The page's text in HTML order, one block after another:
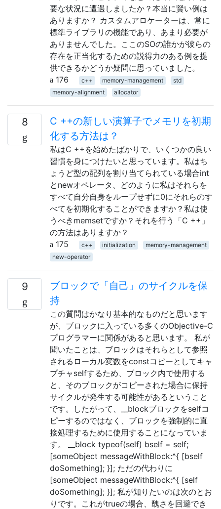
要な状況に遭遇しましたか？本当に賢い例は
ありますか？ カスタムアロケーターは、常に
標準ライブラリの機能であり、あまり必要が
ありませんでした。ここのSOの誰かが彼らの
存在を正当化するための説得力のある例を提
供できるかどうか疑問に思っていました。
176
c++ memory-management
std
memory-alignment
allocator
8
C ++の新しい演算子でメモリを初期
化する方法は？
私はC ++を始めたばかりで、いくつかの良い
習慣を身につけたいと思っています。私はち
ょうど型の配列を割り当てられている場合int
とnewオペレータ、どのように私はそれらを
すべて自分自身をループせずに0にそれらのす
べてを初期化することができますか？私は使
うべきmemsetですか？それを行う「C ++」
の方法はありますか？
175
c++ initialization
memory-management
new-operator
9
ブロックで「自己」のサイクルを保
持
この質問はかなり基本的なものだと思います
が、ブロックに入っている多くのObjective-C
プログラマーに関係があると思います。 私が
聞いたことは、ブロックはそれらとして参照
されるローカル変数をconstコピーとしてキャ
プチャselfするため、ブロック内で使用する
と、そのブロックがコピーされた場合に保持
サイクルが発生する可能性があるということ
です。したがって、__blockブロックをselfコ
ピーするのではなく、ブロックを強制的に直
接処理するために使用することになっていま
す。 __block typeof(self) bself = self;
[someObject messageWithBlock:^{ [bself
doSomething]; }]; ただの代わりに
[someObject messageWithBlock:^{ [self
doSomething]; }]; 私が知りたいのは次のとお
りです。これがtrueの場合、醜さを回避でき